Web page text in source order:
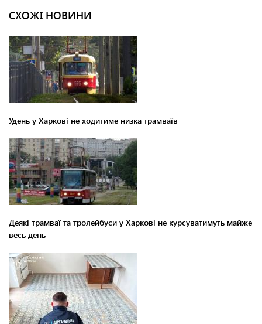
СХОЖІ НОВИНИ
Удень у Харкові не ходитиме низка трамваїв
Деякі трамваї та тролейбуси у Харкові не курсуватимуть майже
весь день